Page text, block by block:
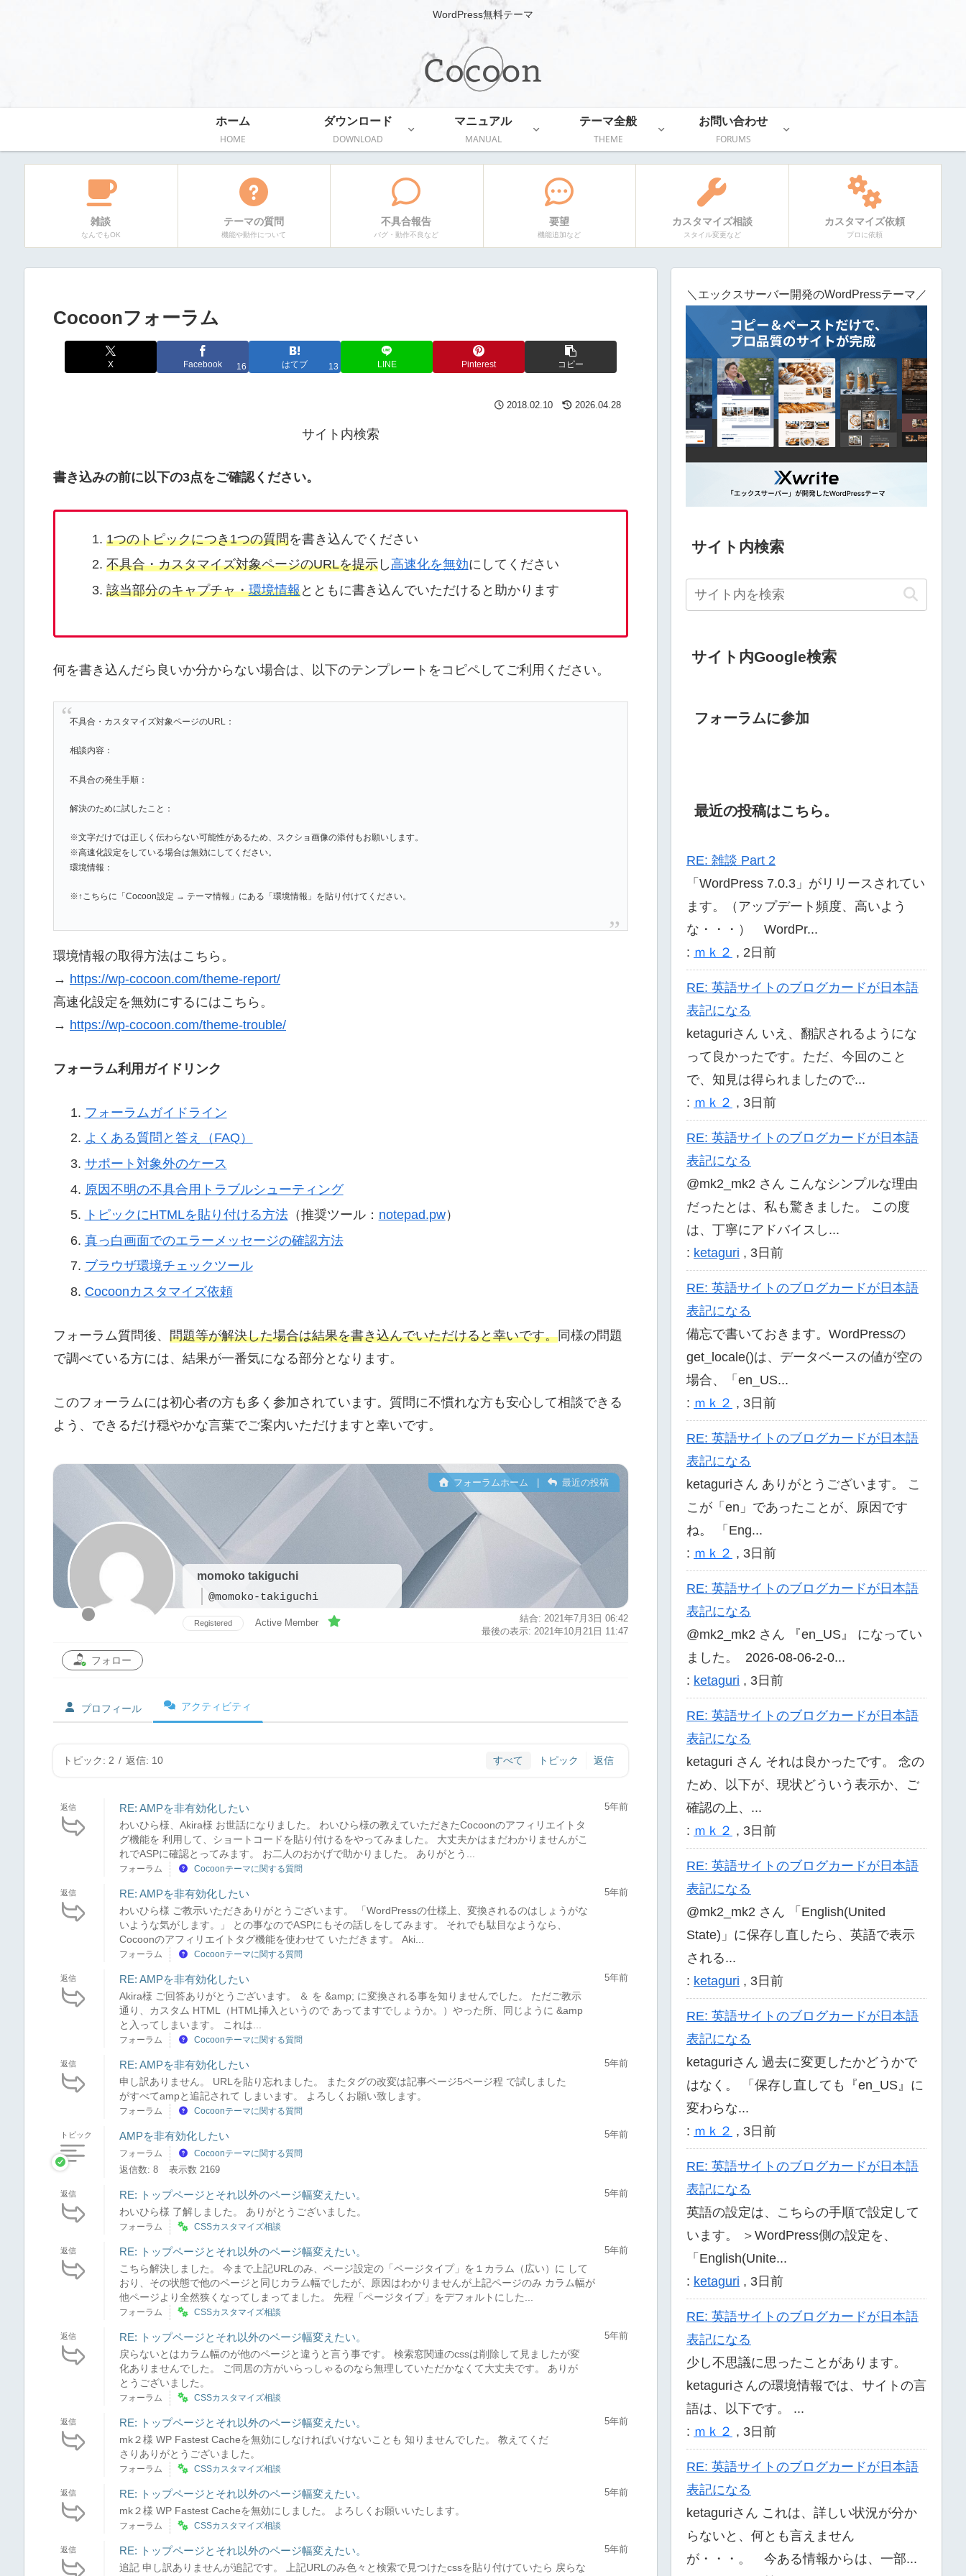
WordPress無料テーマ
ホーム
HOME
ダウンロード
DOWNLOAD
マニュアル
MANUAL
テーマ全般
THEME
お問い合わせ
FORUMS
雑談
なんでもOK
テーマの質問
機能や動作について
不具合報告
バグ・動作不良など
要望
機能追加など
カスタマイズ相談
スタイル変更など
カスタマイズ依頼
プロに依頼
Cocoonフォーラム
X Facebook 16 はてブ 13 LINE Pinterest コピー
2018.02.10 2026.04.28
サイト内検索
書き込みの前に以下の3点をご確認ください。
1つのトピックにつき1つの質問を書き込んでください
不具合・カスタマイズ対象ページのURLを提示し 高速化を無効にしてください
該当部分のキャプチャ・環境情報とともに書き込んでいただけると助かります
何を書き込んだら良いか分からない場合は、以下のテンプレートをコピペしてご利用ください。
不具合・カスタマイズ対象ページのURL：
相談内容：
不具合の発生手順：
解決のために試したこと：
※文字だけでは正しく伝わらない可能性があるため、スクショ画像の添付もお願いします。
※高速化設定をしている場合は無効にしてください。
環境情報：
※↑こちらに「Cocoon設定 → テーマ情報」にある「環境情報」を貼り付けてください。
環境情報の取得方法はこちら。
→ https://wp-cocoon.com/theme-report/
高速化設定を無効にするにはこちら。
→ https://wp-cocoon.com/theme-trouble/
フォーラム利用ガイドリンク
フォーラムガイドライン
よくある質問と答え（FAQ）
サポート対象外のケース
原因不明の不具合用トラブルシューティング
トピックにHTMLを貼り付ける方法（推奨ツール： notepad.pw）
真っ白画面でのエラーメッセージの確認方法
ブラウザ環境チェックツール
Cocoonカスタマイズ依頼
フォーラム質問後、 問題等が解決した場合は結果を書き込んでいただけると幸いです。同様の問題
で調べている方には、結果が一番気になる部分となります。
このフォーラムには初心者の方も多く参加されています。質問に不慣れな方も安心して相談できる
よう、できるだけ穏やかな言葉でご案内いただけますと幸いです。
momoko takiguchi
@momoko-takiguchi
フォーラムホーム 最近の投稿
Registered Active Member
結合: 2021年7月3日 06:42
最後の表示: 2021年10月21日 11:47
フォロー
プロフィール アクティビティ
トピック: 2 / 返信: 10 すべて トピック 返信
返信 RE: AMPを非有効化したい
わいひら様、Akira様 お世話になりました。 わいひら様の教えていただきたCocoonのアフィリエイトタ
グ機能を 利用して、ショートコードを貼り付けるをやってみました。 大丈夫かはまだわかりませんがこ
れでASPに確認とってみます。 お二人のおかげで助かりました。 ありがとう...
5年前
フォーラム Cocoonテーマに関する質問
返信 RE: AMPを非有効化したい
わいひら様 ご教示いただきありがとうございます。 「WordPressの仕様上、変換されるのはしょうがな
いような気がします。」 との事なのでASPにもその話しをしてみます。 それでも駄目なようなら、
Cocoonのアフィリエイトタグ機能を使わせて いただきます。 Aki...
5年前
フォーラム Cocoonテーマに関する質問
返信 RE: AMPを非有効化したい
Akira様 ご回答ありがとうございます。 ＆ を &amp; に変換される事を知りませんでした。 ただご教示
通り、カスタム HTML（HTML挿入というので あってますでしょうか。）やった所、同じように &amp
と入ってしまいます。 これは...
5年前
フォーラム Cocoonテーマに関する質問
返信 RE: AMPを非有効化したい
申し訳ありません。 URLを貼り忘れました。 またタグの改変は記事ページ5ページ程 で試しました
がすべてampと追記されて しまいます。 よろしくお願い致します。
5年前
フォーラム Cocoonテーマに関する質問
トピック AMPを非有効化したい 5年前
フォーラム Cocoonテーマに関する質問
返信数: 8 表示数 2169
返信 RE: トップページとそれ以外のページ幅変えたい。
わいひら様 了解しました。 ありがとうございました。
5年前
フォーラム CSSカスタマイズ相談
返信 RE: トップページとそれ以外のページ幅変えたい。
こちら解決しました。 今まで上記URLのみ、ページ設定の「ページタイプ」を１カラム（広い）に して
おり、その状態で他のページと同じカラム幅でしたが、原因はわかりませんが上記ページのみ カラム幅が
他ページより全然狭くなってしまってました。 先程「ページタイプ」をデフォルトにした...
5年前
フォーラム CSSカスタマイズ相談
返信 RE: トップページとそれ以外のページ幅変えたい。
戻らないとはカラム幅のが他のページと違うと言う事です。 検索窓関連のcssは削除して見ましたが変
化ありませんでした。 ご同居の方がいらっしゃるのなら無理していただかなくて大丈夫です。 ありが
とうございました。
5年前
フォーラム CSSカスタマイズ相談
返信 RE: トップページとそれ以外のページ幅変えたい。
mk２様 WP Fastest Cacheを無効にしなければいけないことも 知りませんでした。 教えてくだ
さりありがとうございました。
5年前
フォーラム CSSカスタマイズ相談
返信 RE: トップページとそれ以外のページ幅変えたい。
mk２様 WP Fastest Cacheを無効にしました。 よろしくお願いいたします。
5年前
フォーラム CSSカスタマイズ相談
返信 RE: トップページとそれ以外のページ幅変えたい。
追記 申し訳ありませんが追記です。 上記URLのみ色々と検索で見つけたcssを貼り付けていたら 戻らな
5年前
＼エックスサーバー開発のWordPressテーマ／
サイト内検索
サイト内Google検索
フォーラムに参加
最近の投稿はこちら。
RE: 雑談 Part 2
「WordPress 7.0.3」がリリースされてい
ます。（アップデート頻度、高いよう
な・・・） WordPr...
: ｍｋ２ , 2日前
RE: 英語サイトのブログカードが日本語
表記になる
ketaguriさん いえ、翻訳されるようにな
って良かったです。ただ、今回のこと
で、知見は得られましたので...
: ｍｋ２ , 3日前
RE: 英語サイトのブログカードが日本語
表記になる
@mk2_mk2 さん こんなシンプルな理由
だったとは、私も驚きました。 この度
は、丁寧にアドバイスし...
: ketaguri , 3日前
RE: 英語サイトのブログカードが日本語
表記になる
備忘で書いておきます。WordPressの
get_locale()は、データベースの値が空の
場合、「en_US...
: ｍｋ２ , 3日前
RE: 英語サイトのブログカードが日本語
表記になる
ketaguriさん ありがとうございます。 こ
こが「en」であったことが、原因です
ね。 「Eng...
: ｍｋ２ , 3日前
RE: 英語サイトのブログカードが日本語
表記になる
@mk2_mk2 さん 『en_US』 になってい
ました。 2026-08-06-2-0...
: ketaguri , 3日前
RE: 英語サイトのブログカードが日本語
表記になる
ketaguri さん それは良かったです。 念の
ため、以下が、現状どういう表示か、ご
確認の上、...
: ｍｋ２ , 3日前
RE: 英語サイトのブログカードが日本語
表記になる
@mk2_mk2 さん 「English(United
State)」に保存し直したら、英語で表示
される...
: ketaguri , 3日前
RE: 英語サイトのブログカードが日本語
表記になる
ketaguriさん 過去に変更したかどうかで
はなく。 「保存し直しても『en_US』に
変わらな...
: ｍｋ２ , 3日前
RE: 英語サイトのブログカードが日本語
表記になる
英語の設定は、こちらの手順で設定して
います。 ＞WordPress側の設定を、
「English(Unite...
: ketaguri , 3日前
RE: 英語サイトのブログカードが日本語
表記になる
少し不思議に思ったことがあります。
ketaguriさんの環境情報では、サイトの言
語は、以下です。 ...
: ｍｋ２ , 3日前
RE: 英語サイトのブログカードが日本語
表記になる
ketaguriさん これは、詳しい状況が分か
らないと、何とも言えません
が・・・。 今ある情報からは、一部...